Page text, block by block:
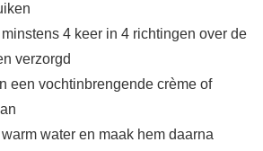
4 keer in 4 richtingen over de
verzorgd
een vochtinbrengende crème of
water en maak hem daarna